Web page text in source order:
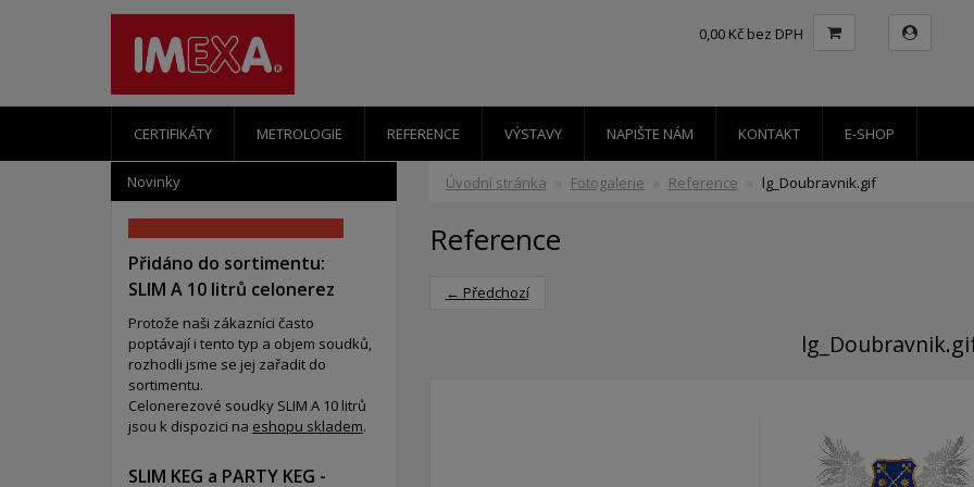
0,00 Kč bez DPH
CERTIFIKÁTY METROLOGIE REFERENCE VÝSTAVY NAPIŠTE NÁM KONTAKT E-SHOP
Úvodní stránka Fotogalerie Reference lg_Doubravnik.gif
Reference
← Předchozí
Novinky
Přidáno do sortimentu:
SLIM A 10 litrů celonerez
Protože naši zákazníci často
poptávají i tento typ a objem soudků,
rozhodli jsme se jej zařadit do
sortimentu.
Celonerezové soudky SLIM A 10 litrů
jsou k dispozici na eshopu skladem.
SLIM KEG a PARTY KEG -